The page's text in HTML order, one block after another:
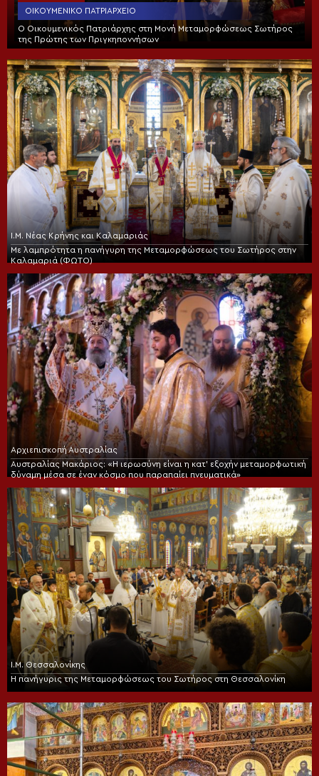
ΟΙΚΟΥΜΕΝΙΚΌ ΠΑΤΡΙΑΡΧΕΊΟ
Ο Οικουμενικός Πατριάρχης στη Μονή Μεταμορφώσεως Σωτήρος
της Πρώτης των Πριγκηποννήσων
Ι.Μ. Νέας Κρήνης και Καλαμαριάς
Με λαμπρότητα η πανήγυρη της Μεταμορφώσεως του Σωτήρος στην
Καλαμαριά (ΦΩΤΟ)
Αρχιεπισκοπή Αυστραλίας
Αυστραλίας Μακάριος: «Η ιερωσύνη είναι η κατ’ εξοχήν μεταμορφωτική
δύναμη μέσα σε έναν κόσμο που παραπαίει πνευματικά»
Ι.Μ. Θεσσαλονίκης
Η πανήγυρις της Μεταμορφώσεως του Σωτήρος στη Θεσσαλονίκη